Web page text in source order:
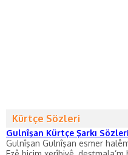
Kürtçe Sözleri
Gulnîşan Kürtçe Şarkı
Gulnîşan Gulnîşan esmer